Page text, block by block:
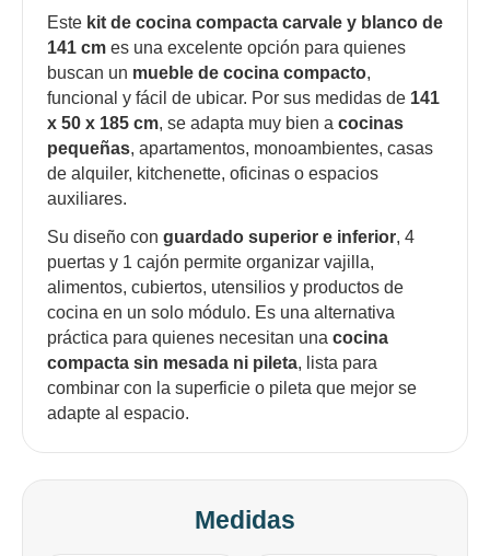
Este kit de cocina compacta carvale y blanco de
141 cm es una excelente opción para quienes
buscan un mueble de cocina compacto,
funcional y fácil de ubicar. Por sus medidas de 141
x 50 x 185 cm, se adapta muy bien a cocinas
pequeñas, apartamentos, monoambientes, casas
de alquiler, kitchenette, oficinas o espacios
auxiliares.
Su diseño con guardado superior e inferior, 4
puertas y 1 cajón permite organizar vajilla,
alimentos, cubiertos, utensilios y productos de
cocina en un solo módulo. Es una alternativa
práctica para quienes necesitan una cocina
compacta sin mesada ni pileta, lista para
combinar con la superficie o pileta que mejor se
adapte al espacio.
Medidas